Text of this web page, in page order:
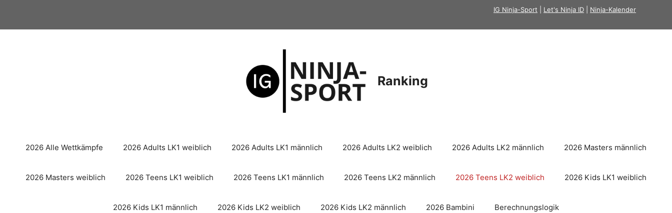
springen
IG Ninja-Sport Let's Ninja ID Ninja-Kalender
Ranking
2026 Alle Wettkämpfe 2026 Adults LK1 weiblich 2026 Adults LK1 männlich 2026 Adults LK2 weiblich 2026 Adults LK2 männlich 2026 Masters männlich
2026 Masters weiblich 2026 Teens LK1 weiblich 2026 Teens LK1 männlich 2026 Teens LK2 männlich 2026 Teens LK2 weiblich 2026 Kids LK1 weiblich
2026 Kids LK1 männlich 2026 Kids LK2 weiblich 2026 Kids LK2 männlich 2026 Bambini Berechnungslogik